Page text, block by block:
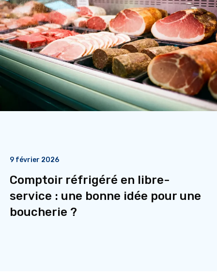
9 février 2026
Comptoir réfrigéré en libre-
service : une bonne idée pour une
boucherie ?